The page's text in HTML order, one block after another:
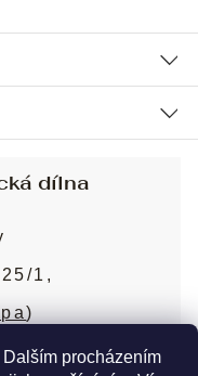
procházením
dílna
1,
)